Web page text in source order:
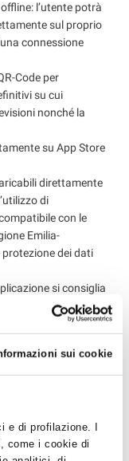
sui cookie
e di profilazione. I
come i cookie di
l’utente potrà
sul proprio
connessione
Code per
su cui
nonché la
su App Store
direttamente
di
con le
Emilia-
protezione dei dati
si consiglia
predisposto
all’utilizzo di
impianti termici
si riporta il link: